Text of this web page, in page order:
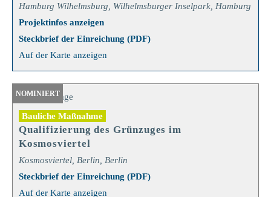
Hamburg Wilhelmsburg, Wilhelmsburger Inselpark, Hamburg
Projektinfos anzeigen
Steckbrief der Einreichung (PDF)
Auf der Karte anzeigen
Bauliche Maßnahme
Qualifizierung des Grünzuges im
Kosmosviertel
Kosmosviertel, Berlin, Berlin
Steckbrief der Einreichung (PDF)
Auf der Karte anzeigen
NOMINIERT